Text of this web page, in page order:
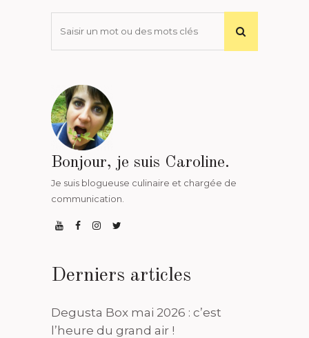
Bonjour, je suis Caroline.
Je suis blogueuse culinaire et chargée de
communication.
Derniers articles
Degusta Box mai 2026 : c’est
l’heure du grand air !